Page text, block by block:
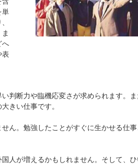
単
へ
表
判断力や臨機応変さが求められます。
きい仕事です。
ん。勉強したことがすぐに生かせる仕
人が増えるかもしれません。そして、